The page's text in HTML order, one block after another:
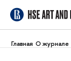
Главная О журнале